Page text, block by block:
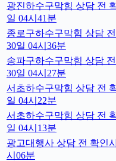
광진하수구막힘 상담 전
일 04시41분
종로구하수구막힘 상담
30일 04시36분
송파구하수구막힘 상담
30일 04시27분
서초하수구막힘 상담 전
일 04시22분
서초하수구막힘 상담 전
일 04시13분
광고대행사 상담 전 확인
시06분